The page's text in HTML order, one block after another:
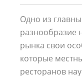
Одно из
разнообразие
рынка свои
которые
ресторанов